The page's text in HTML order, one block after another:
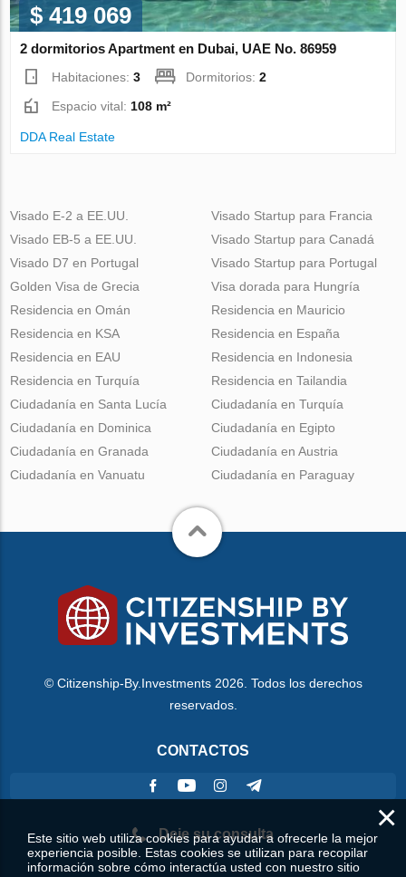
$ 419 069
2 dormitorios Apartment en Dubai, UAE No. 86959
Habitaciones:3 Dormitorios:2
Espacio vital: 108 m²
DDA Real Estate
Visado E-2 a EE.UU.
Visado EB-5 a EE.UU.
Visado D7 en Portugal
Golden Visa de Grecia
Visado Startup para Francia
Visado Startup para Canadá
Visado Startup para Portugal
Visa dorada para Hungría
Residencia en Omán
Residencia en KSA
Residencia en EAU
Residencia en Turquía
Residencia en Mauricio
Residencia en España
Residencia en Indonesia
Residencia en Tailandia
Ciudadanía en Santa Lucía
Ciudadanía en Dominica
Ciudadanía en Granada
Ciudadanía en Vanuatu
Ciudadanía en Turquía
Ciudadanía en Egipto
Ciudadanía en Austria
Ciudadanía en Paraguay
© Citizenship-By.Investments 2026. Todos los derechos
reservados.
CONTACTOS
Deje su consulta ×
Este sitio web utiliza cookies para ayudar a ofrecerle la mejor
experiencia posible. Estas cookies se utilizan para recopilar
información sobre cómo interactúa usted con nuestro sitio